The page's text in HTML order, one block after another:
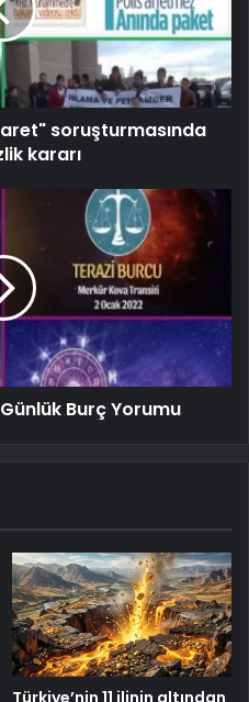
soruşturmasında
kararı
Burç Yorumu
Türkiye’nin 11 ilinin altından